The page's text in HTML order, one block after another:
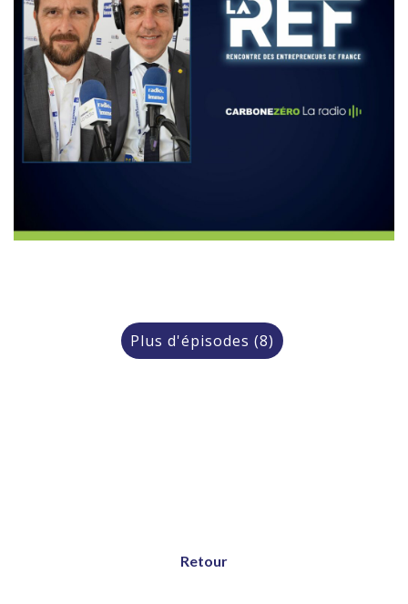
Plus d'épisodes (8)
Retour